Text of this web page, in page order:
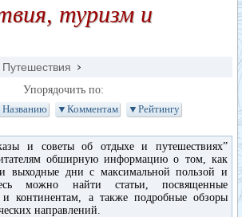
туризм и
Путешествия
Упорядочить по:
▼Комментам ▼Рейтингу
и советы об отдыхе и путешествиях”
обширную информацию о том, как
выходные дни с максимальной пользой и
можно найти статьи, посвященные
континентам, а также подробные обзоры
направлений.